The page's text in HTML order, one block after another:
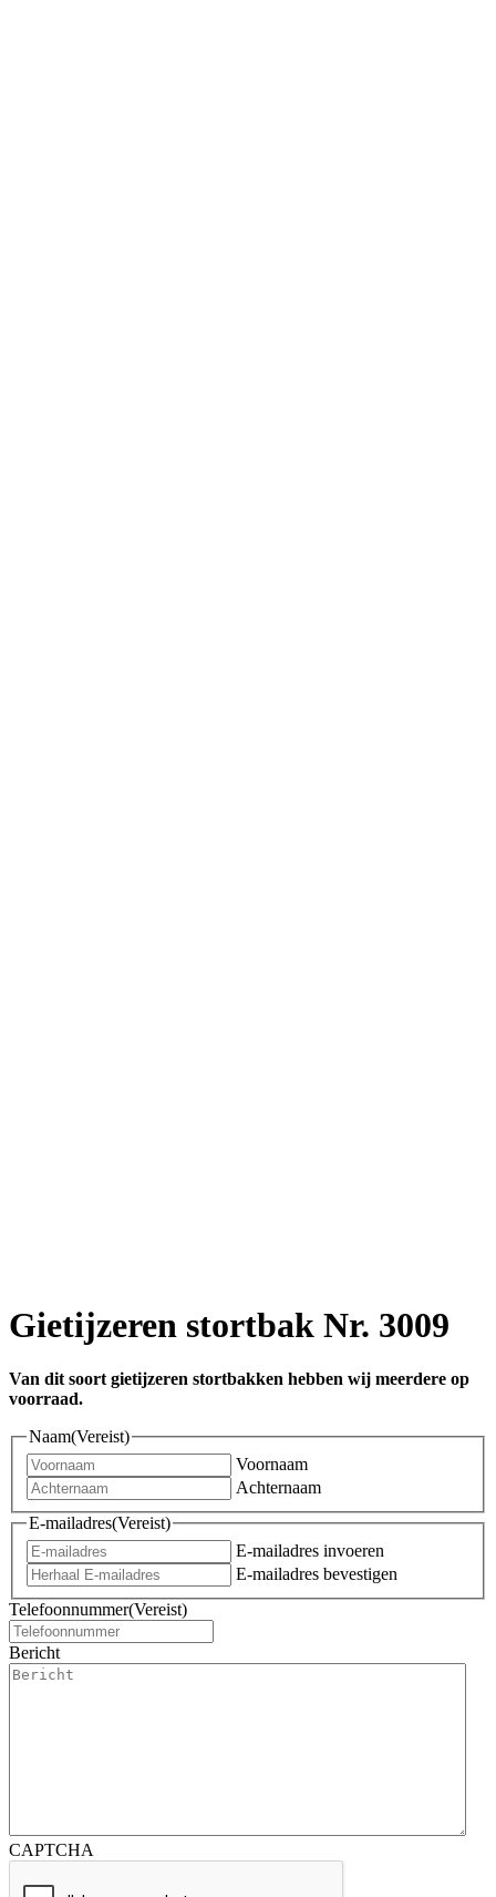
Gietijzeren stortbak Nr. 3009
Van dit soort gietijzeren stortbakken hebben wij meerdere op
voorraad.
Naam(Vereist)
Voornaam
Achternaam
E-mailadres(Vereist)
E-mailadres invoeren
E-mailadres bevestigen
Telefoonnummer(Vereist)
Bericht
CAPTCHA